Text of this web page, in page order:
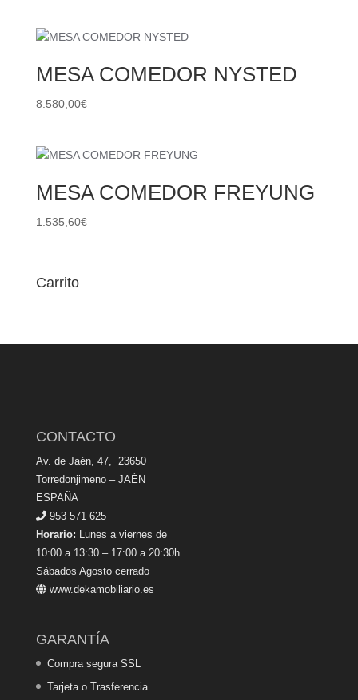
MESA COMEDOR NYSTED
8.580,00€
MESA COMEDOR FREYUNG
1.535,60€
Carrito
CONTACTO
Av. de Jaén, 47, 23650
Torredonjimeno – JAÉN
ESPAÑA
953 571 625
Horario: Lunes a viernes de
10:00 a 13:30 – 17:00 a 20:30h
Sábados Agosto cerrado
www.dekamobiliario.es
GARANTÍA
Compra segura SSL
Tarjeta o Trasferencia